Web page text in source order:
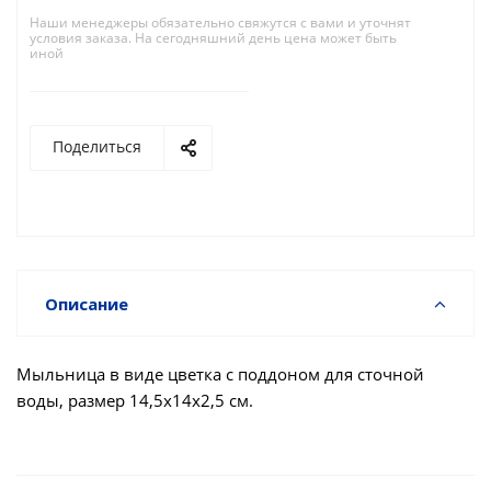
Наши менеджеры обязательно свяжутся с вами и уточнят
условия заказа. На сегодняшний день цена может быть
иной
Поделиться
Описание
Мыльница в виде цветка с поддоном для сточной
воды, размер 14,5х14х2,5 см.